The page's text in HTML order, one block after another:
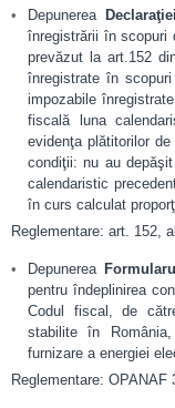
Depunerea
înregistrării în scopuri
prevăzut la art.152
înregistrate în
impozabile
fiscală luna
evidenţa plătitorilor
condiţii: nu au
calendaristic
în curs calculat
Reglementare: art. 152,
Depunerea
pentru îndeplinirea
Codul fiscal, de
stabilite în
furnizare a energiei
Reglementare: OPANAF